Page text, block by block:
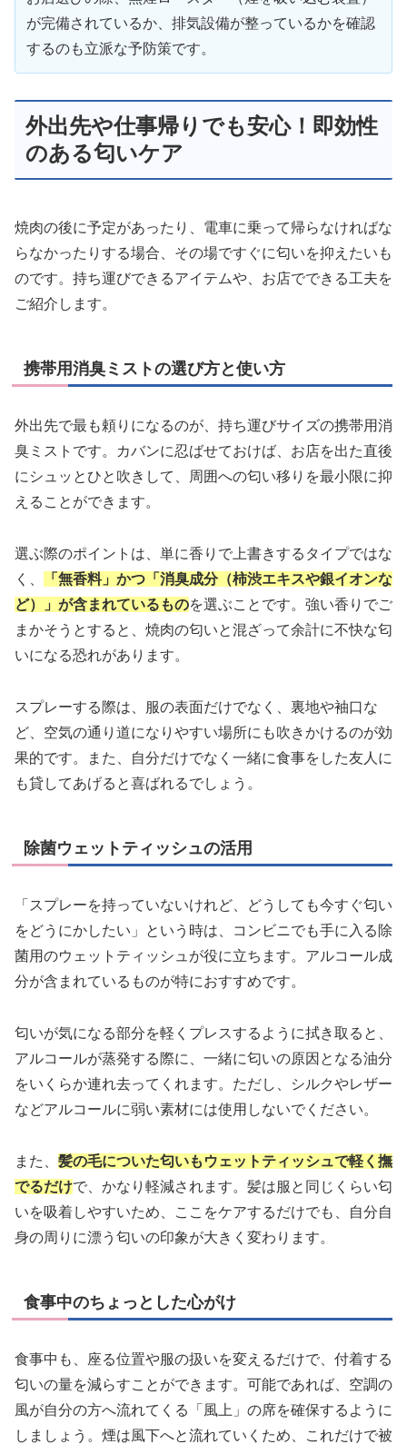
が完備されているか、排気設備が整っているかを確認
するのも立派な予防策です。
外出先や仕事帰りでも安心！即効性
のある匂いケア
焼肉の後に予定があったり、電車に乗って帰らなければな
らなかったりする場合、その場ですぐに匂いを抑えたいも
のです。持ち運びできるアイテムや、お店でできる工夫を
ご紹介します。
携帯用消臭ミストの選び方と使い方
外出先で最も頼りになるのが、持ち運びサイズの携帯用消
臭ミストです。カバンに忍ばせておけば、お店を出た直後
にシュッとひと吹きして、周囲への匂い移りを最小限に抑
えることができます。
選ぶ際のポイントは、単に香りで上書きするタイプではな
く、
「無香料」かつ「消臭成分（柿渋エキスや銀イオンな
ど）」が含まれているものを選ぶことです。強い香りでご
まかそうとすると、焼肉の匂いと混ざって余計に不快な匂
いになる恐れがあります。
スプレーする際は、服の表面だけでなく、裏地や袖口な
ど、空気の通り道になりやすい場所にも吹きかけるのが効
果的です。また、自分だけでなく一緒に食事をした友人に
も貸してあげると喜ばれるでしょう。
除菌ウェットティッシュの活用
「スプレーを持っていないけれど、どうしても今すぐ匂い
をどうにかしたい」という時は、コンビニでも手に入る除
菌用のウェットティッシュが役に立ちます。アルコール成
分が含まれているものが特におすすめです。
匂いが気になる部分を軽くプレスするように拭き取ると、
アルコールが蒸発する際に、一緒に匂いの原因となる油分
をいくらか連れ去ってくれます。ただし、シルクやレザー
などアルコールに弱い素材には使用しないでください。
また、 髪の毛についた匂いもウェットティッシュで軽く撫
でるだけで、かなり軽減されます。髪は服と同じくらい匂
いを吸着しやすいため、ここをケアするだけでも、自分自
身の周りに漂う匂いの印象が大きく変わります。
食事中のちょっとした心がけ
食事中も、座る位置や服の扱いを変えるだけで、付着する
匂いの量を減らすことができます。可能であれば、空調の
風が自分の方へ流れてくる「風上」の席を確保するように
しましょう。煙は風下へと流れていくため、これだけで被